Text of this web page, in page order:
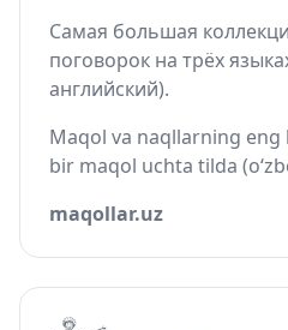
Самая большая
поговорок на трёх
английский).
Maqol va naqllarning
bir maqol uchta tilda
maqollar.uz